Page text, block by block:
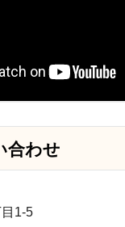
合わせ
1-5